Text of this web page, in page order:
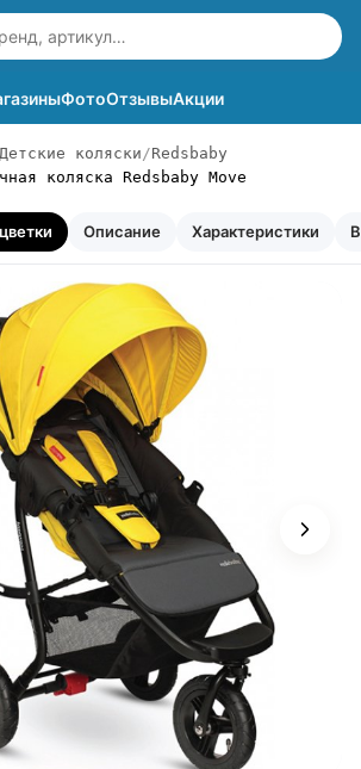
ФотоОтзывыАкции
Детские коляски
Redsbaby
коляска Redsbaby Move
Описание Характеристики